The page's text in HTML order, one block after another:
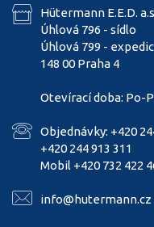
Hütermann E.E.D.
Úhlová 796 - sídlo
Úhlová 799 -
148 00 Praha 4
Otevírací doba: Po-
Objednávky: +420
+420 244 913 311
Mobil +420 732 422
info@hutermann.cz